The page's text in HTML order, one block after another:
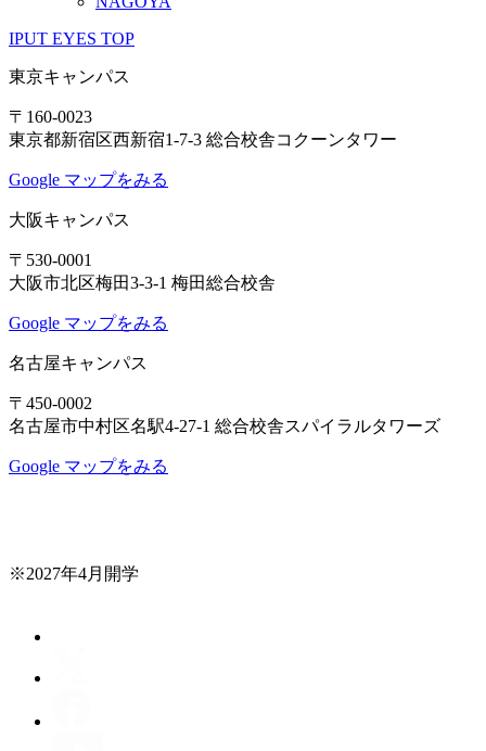
IPUT EYES TOP
東京キャンパス
〒160-0023
東京都新宿区西新宿1-7-3 総合校舎コクーンタワー
Google マップをみる
大阪キャンパス
〒530-0001
大阪市北区梅田3-3-1 梅田総合校舎
Google マップをみる
名古屋キャンパス
〒450-0002
名古屋市中村区名駅4-27-1 総合校舎スパイラルタワーズ
Google マップをみる
※2027年4月開学